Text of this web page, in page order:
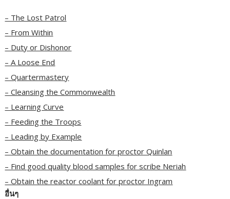
– The Lost Patrol
– From Within
– Duty or Dishonor
– A Loose End
– Quartermastery
– Cleansing the Commonwealth
– Learning Curve
– Feeding the Troops
– Leading by Example
– Obtain the documentation for proctor Quinlan
– Find good quality blood samples for scribe Neriah
– Obtain the reactor coolant for proctor Ingram
อื่นๆ